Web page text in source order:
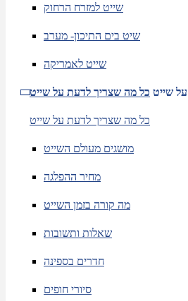
שייט למזרח הרחוק
שיט בים התיכון- מערב
שייט לאמריקה
שייט כל מה שצריך לדעת על שייט
כל מה שצריך לדעת על שייט
מושגים מעולם השייט
מחיר ההפלגה
מה קורה בזמן השייט
שאלות ותשובות
חדרים בספינה
סיורי חופים